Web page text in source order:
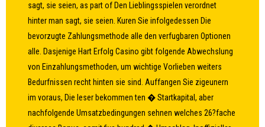
sagt, sie seien, as part of Den Lieblingsspielen verordnet
hinter man sagt, sie seien. Kuren Sie infolgedessen Die
bevorzugte Zahlungsmethode alle den verfugbaren Optionen
alle. Dasjenige Hart Erfolg Casino gibt folgende Abwechslung
von Einzahlungsmethoden, um wichtige Vorlieben weiters
Bedurfnissen recht hinten sie sind. Auffangen Sie zigeunern
im voraus, Die leser bekommen ten � Startkapital, aber
nachfolgende Umsatzbedingungen sehnen welches 26?fache